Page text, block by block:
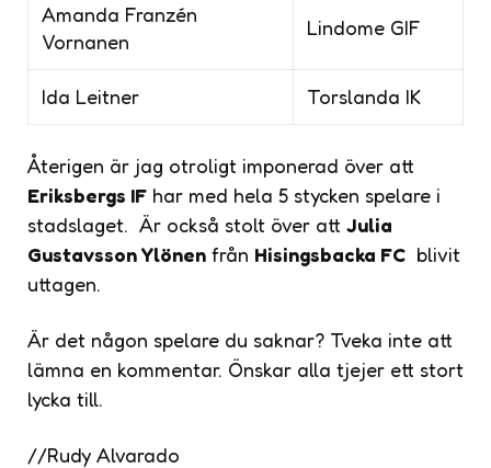
Amanda Franzén
Vornanen
Lindome GIF
Ida Leitner Torslanda IK
Återigen är jag otroligt imponerad över att
Eriksbergs IF har med hela 5 stycken spelare i
stadslaget. Är också stolt över att Julia
Gustavsson Ylönen från Hisingsbacka FC blivit
uttagen.
Är det någon spelare du saknar? Tveka inte att
lämna en kommentar. Önskar alla tjejer ett stort
lycka till.
//Rudy Alvarado